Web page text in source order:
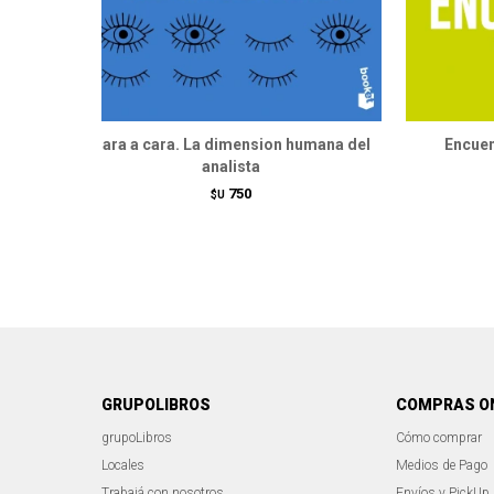
Cara a cara. La dimension humana del
analista
$U 750
GRUPOLIBROS
grupoLibros
Locales
COMPRAS
Cómo comprar
Medios de Pago